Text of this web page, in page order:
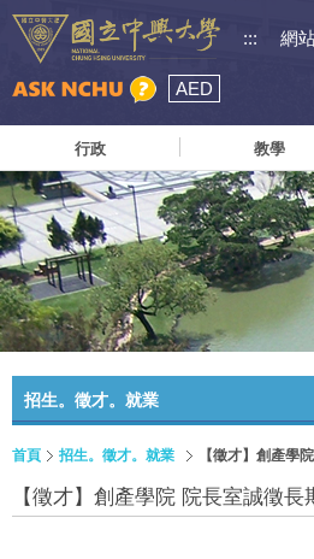
::: 網
AED
行政 教學
招生。徵才。就業
首頁 招生。徵才。就業 【徵才】創產學
【徵才】創產學院 院長室誠徵長